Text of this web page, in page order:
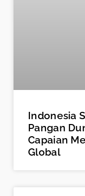
Indonesia
Pangan
Capaian
Global